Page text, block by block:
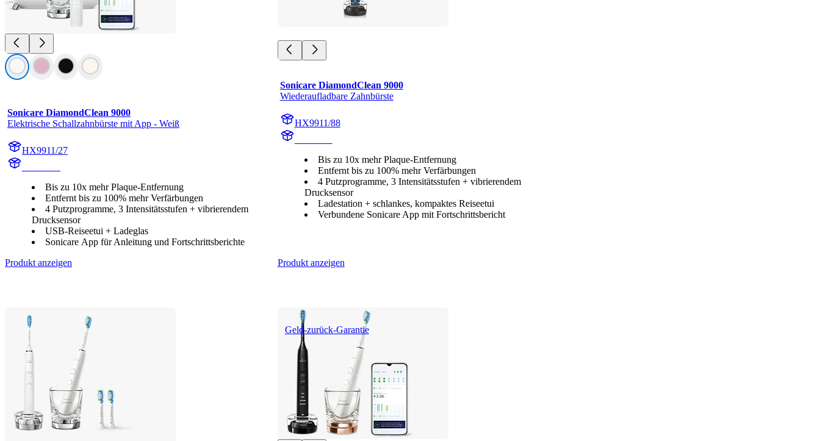
Sonicare DiamondClean 9000
Elektrische Schallzahnbürste mit App - Weiß
HX9911/27
Bis zu 10x mehr Plaque-Entfernung
Entfernt bis zu 100% mehr Verfärbungen
4 Putzprogramme, 3 Intensitätsstufen + vibrierendem
Drucksensor
USB-Reiseetui + Ladeglas
Sonicare App für Anleitung und Fortschrittsberichte
Produkt anzeigen
Sonicare DiamondClean 9000
Wiederaufladbare Zahnbürste
HX9911/88
Bis zu 10x mehr Plaque-Entfernung
Entfernt bis zu 100% mehr Verfärbungen
4 Putzprogramme, 3 Intensitätsstufen + vibrierendem
Drucksensor
Ladestation + schlankes, kompaktes Reiseetui
Verbundene Sonicare App mit Fortschrittsbericht
Produkt anzeigen
Geld-zurück-Garantie